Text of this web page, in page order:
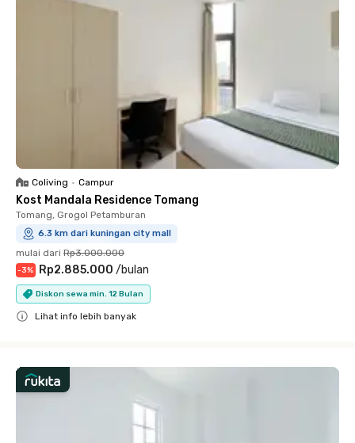
Coliving • Campur
Kost Mandala Residence Tomang
Tomang, Grogol Petamburan
6.3 km dari kuningan city mall
mulai dari Rp3.000.000
-3% Rp2.885.000 /bulan
Diskon sewa min. 12 Bulan
Lihat info lebih banyak